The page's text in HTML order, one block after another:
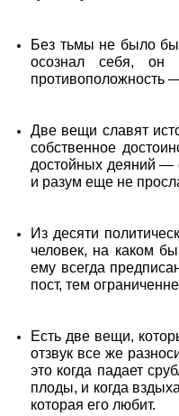
Без тьмы не было бы
осознал себя, он
противоположность
Две вещи славят
собственное
достойных деяний —
и разум еще не
Из десяти
человек, на каком
ему всегда
пост, тем
Есть две вещи,
отзвук все же
это когда падает
плоды, и когда
которая его любит.